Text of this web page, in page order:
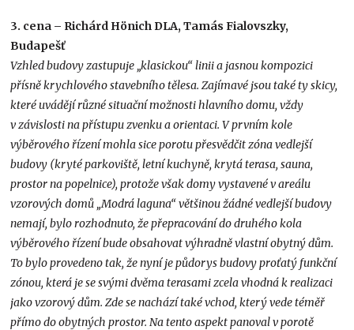
3. cena – Richárd Hönich DLA, Tamás Fialovszky,
Budapešť
Vzhled budovy zastupuje „klasickou“ linii a jasnou kompozici
přísně krychlového stavebního tělesa. Zajímavé jsou také ty skicy,
které uvádějí různé situační možnosti hlavního domu, vždy
v závislosti na přístupu zvenku a orientaci. V prvním kole
výběrového řízení mohla sice porotu přesvědčit zóna vedlejší
budovy (kryté parkoviště, letní kuchyně, krytá terasa, sauna,
prostor na popelnice), protože však domy vystavené v areálu
vzorových domů „Modrá laguna“ většinou žádné vedlejší budovy
nemají, bylo rozhodnuto, že přepracování do druhého kola
výběrového řízení bude obsahovat výhradně vlastní obytný dům.
To bylo provedeno tak, že nyní je půdorys budovy proťatý funkční
zónou, která je se svými dvěma terasami zcela vhodná k realizaci
jako vzorový dům. Zde se nachází také vchod, který vede téměř
přímo do obytných prostor. Na tento aspekt panoval v porotě